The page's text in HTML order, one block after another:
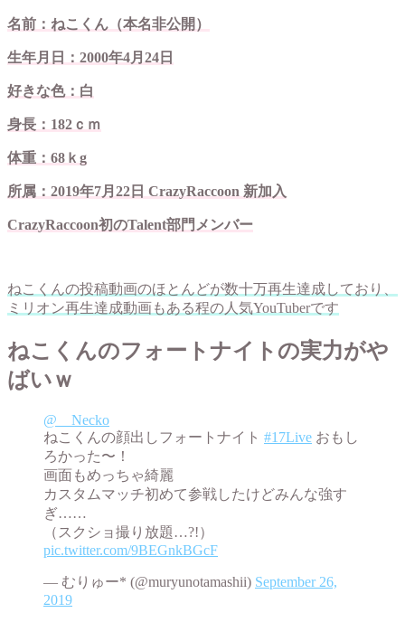
名前：ねこくん（本名非公開）
生年月日：2000年4月24日
好きな色：白
身長：182ｃｍ
体重：68ｋg
所属：2019年7月22日 CrazyRaccoon 新加入
CrazyRaccoon初のTalent部門メンバー
ねこくんの投稿動画のほとんどが数十万再生達成しており、
ミリオン再生達成動画もある程の人気YouTuberです
ねこくんのフォートナイトの実力がや
ばいｗ
@__Necko
ねこくんの顔出しフォートナイト #17Live おもし
ろかった〜！
画面もめっちゃ綺麗
カスタムマッチ初めて参戦したけどみんな強す
ぎ……
（スクショ撮り放題…?!）
pic.twitter.com/9BEGnkBGcF
— むりゅー* (@muryunotamashii) September 26,
2019